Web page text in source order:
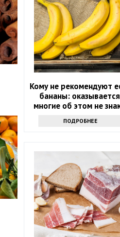
Кому не рекомендуют
бананы:
многие об этом не
ПОДРОБНЕЕ